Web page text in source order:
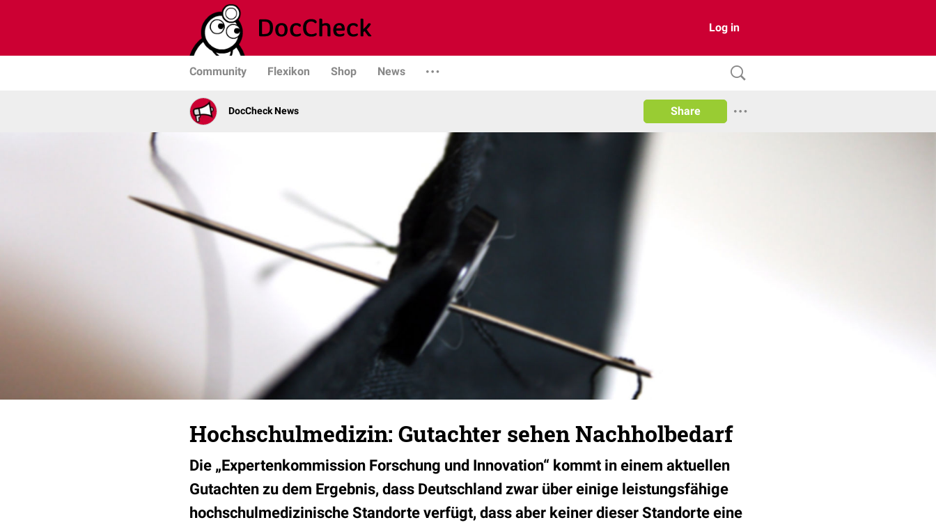
Log in
Community Flexikon Shop News
DocCheck News Share
Hochschulmedizin: Gutachter sehen Nachholbedarf
Die „Expertenkommission Forschung und Innovation“ kommt in einem aktuellen
Gutachten zu dem Ergebnis, dass Deutschland zwar über einige leistungsfähige
hochschulmedizinische Standorte verfügt, dass aber keiner dieser Standorte eine